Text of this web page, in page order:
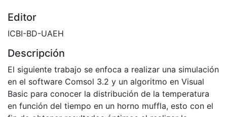
Editor
ICBI-BD-UAEH
Descripción
El siguiente trabajo se enfoca a realizar una simulación
en el software Comsol 3.2 y un algoritmo en Visual
Basic para conocer la distribución de la temperatura
en función del tiempo en un horno muffla, esto con el